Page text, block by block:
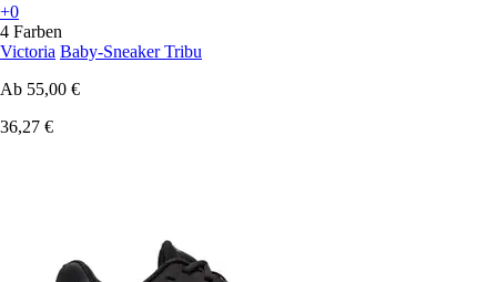
+0
4 Farben
Victoria Baby-Sneaker Tribu
Ab 55,00 €
36,27 €